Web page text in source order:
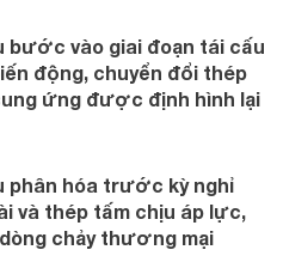
vào giai đoạn tái cấu
động, chuyển đổi thép
ứng được định hình lại
phân hóa trước kỳ nghỉ
và thép tấm chịu áp lực,
chảy thương mại